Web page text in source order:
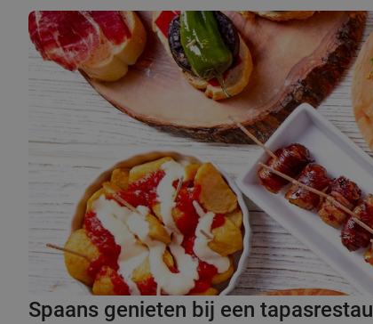
Spaans genieten bij een